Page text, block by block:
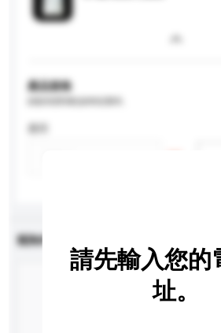
產品規格
查詢內容
請先輸入您的
址。